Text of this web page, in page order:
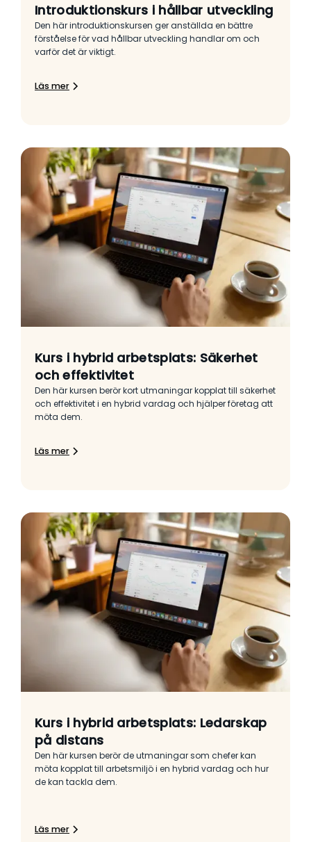
Introduktionskurs i hållbar utveckling
Den här introduktionskursen ger anställda en bättre
förståelse för vad hållbar utveckling handlar om och
varför det är viktigt.
Läs mer
Kurs i hybrid arbetsplats: Säkerhet
och effektivitet
Den här kursen berör kort utmaningar kopplat till säkerhet
och effektivitet i en hybrid vardag och hjälper företag att
möta dem.
Läs mer
Kurs i hybrid arbetsplats: Ledarskap
på distans
Den här kursen berör de utmaningar som chefer kan
möta kopplat till arbetsmiljö i en hybrid vardag och hur
de kan tackla dem.
Läs mer